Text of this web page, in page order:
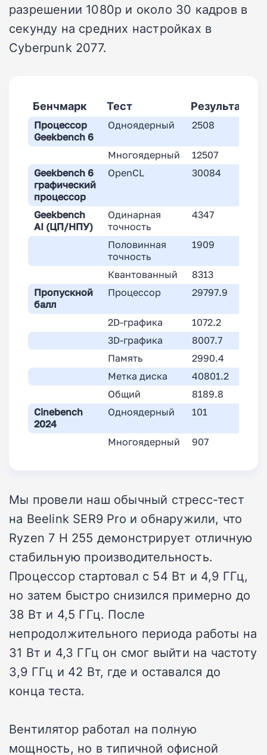
разрешении 1080p и около 30 кадров в
секунду на средних настройках в
Cyberpunk 2077.
Бенчмарк Тест Результат
Процессор
Geekbench 6
Одноядерный 2508
Многоядерный
12507
Geekbench 6
графический
процессор
OpenCL 30084
Geekbench
AI (ЦП/НПУ)
Одинарная
точность
4347
Половинная
точность
1909
Квантованный
8313
Пропускной
балл
Процессор 29797.9
2D-графика
1072.2
3D-графика
8007.7
Память
2990.4
Метка диска
40801.2
Общий
8189.8
Cinebench
2024
Одноядерный 101
Многоядерный 907
Мы провели наш обычный стресс-тест
на Beelink SER9 Pro и обнаружили, что
Ryzen 7 H 255 демонстрирует отличную
стабильную производительность.
Процессор стартовал с 54 Вт и 4,9 ГГц,
но затем быстро снизился примерно до
38 Вт и 4,5 ГГц. После
непродолжительного периода работы на
31 Вт и 4,3 ГГц он смог выйти на частоту
3,9 ГГц и 42 Вт, где и оставался до
конца теста.
Вентилятор работал на полную
мощность, но в типичной офисной